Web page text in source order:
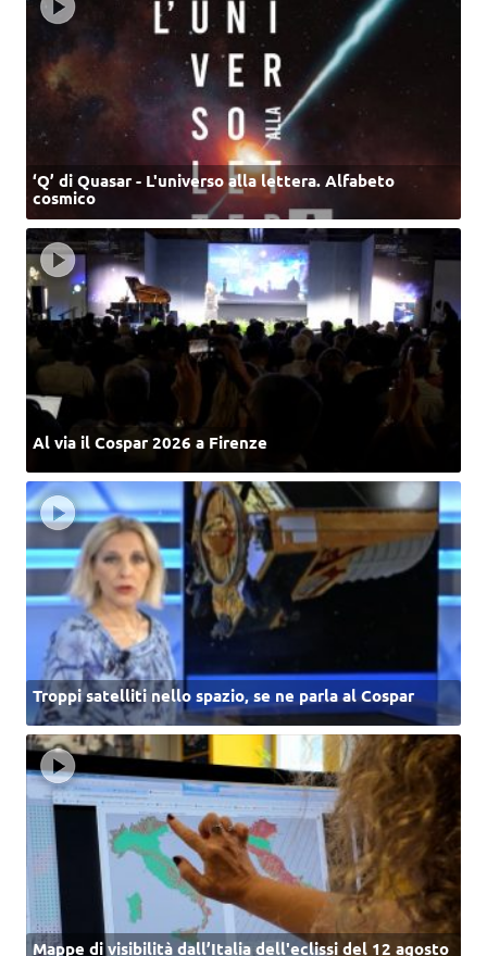
‘Q’ di Quasar - L'universo alla lettera. Alfabeto
cosmico
Al via il Cospar 2026 a Firenze
Troppi satelliti nello spazio, se ne parla al Cospar
Mappe di visibilità dall’Italia dell'eclissi del 12 agosto